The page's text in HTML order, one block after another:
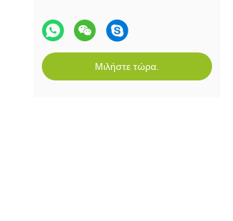
Μιλήστε τώρα.